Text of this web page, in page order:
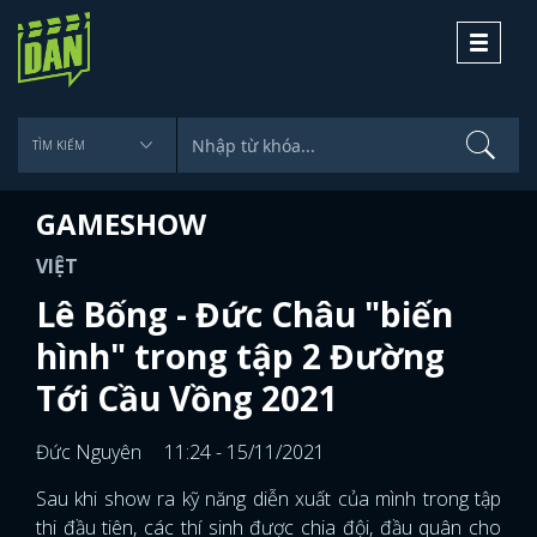
Toggle
GAMESHOW
VIỆT
Lê Bống - Đức Châu "biến
hình" trong tập 2 Đường
Tới Cầu Vồng 2021
Đức Nguyên
11:24 - 15/11/2021
Sau khi show ra kỹ năng diễn xuất của mình trong tập
thi đầu tiên, các thí sinh được chia đội, đầu quân cho